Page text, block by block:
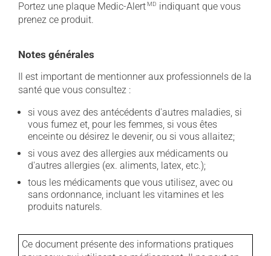
Portez une plaque Medic-Alert MD indiquant que vous
prenez ce produit.
Notes générales
Il est important de mentionner aux professionnels de la
santé que vous consultez :
si vous avez des antécédents d'autres maladies, si
vous fumez et, pour les femmes, si vous êtes
enceinte ou désirez le devenir, ou si vous allaitez;
si vous avez des allergies aux médicaments ou
d'autres allergies (ex. aliments, latex, etc.);
tous les médicaments que vous utilisez, avec ou
sans ordonnance, incluant les vitamines et les
produits naturels.
Ce document présente des informations pratiques